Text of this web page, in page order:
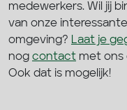
medewerkers. Wil jij
van onze
omgeving? Laat je
nog contact met ons
Ook dat is mogelijk!